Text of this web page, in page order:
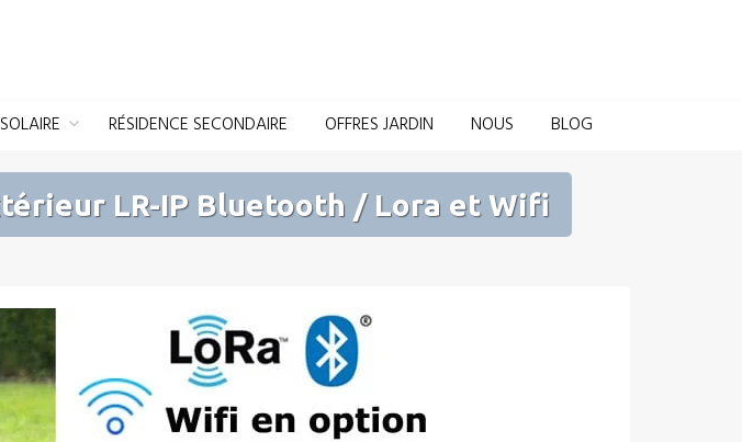
RÉSIDENCE SECONDAIRE OFFRES JARDIN NOUS BLOG
LR-IP Bluetooth / Lora et Wifi